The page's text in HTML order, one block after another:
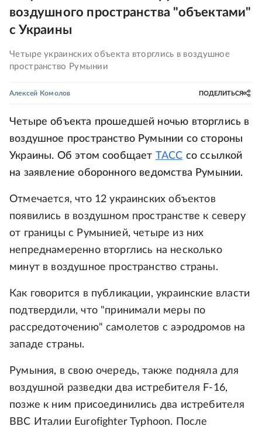
воздушного пространства "объектами"
с Украины
Четыре украинских объекта вторглись в воздушное
пространство Румынии
Алексей Комолов ПОДЕЛИТЬСЯ
Четыре объекта прошедшей ночью вторглись в
воздушное пространство Румынии со стороны
Украины. Об этом сообщает ТАСС со ссылкой
на заявление оборонного ведомства Румынии.
Отмечается, что 12 украинских объектов
появились в воздушном пространстве к северу
от границы с Румынией, четыре из них
непреднамеренно вторглись на несколько
минут в воздушное пространство страны.
Как говорится в публикации, украинские власти
подтвердили, что "принимали меры по
рассредоточению" самолетов с аэродромов на
западе страны.
Румыния, в свою очередь, также подняла для
воздушной разведки два истребителя F-16,
позже к ним присоединились два истребителя
ВВС Италии Eurofighter Typhoon. После